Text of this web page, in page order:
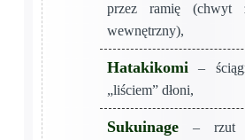
przez ramię (chwyt
wewnętrzny),
Hatakikomi–
„liściem” dłoni,
Sukuinage– rzut